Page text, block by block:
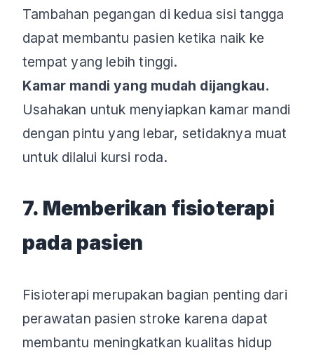
Tambahan pegangan di kedua sisi tangga
dapat membantu pasien ketika naik ke
tempat yang lebih tinggi.
Kamar mandi yang mudah dijangkau.
Usahakan untuk menyiapkan kamar mandi
dengan pintu yang lebar, setidaknya muat
untuk dilalui kursi roda.
7. Memberikan fisioterapi
pada pasien
Fisioterapi merupakan bagian penting dari
perawatan pasien stroke karena dapat
membantu meningkatkan kualitas hidup